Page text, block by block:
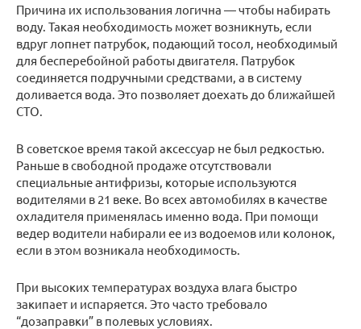
Причина их использования логична — чтобы набирать
воду. Такая необходимость может возникнуть, если
вдруг лопнет патрубок, подающий тосол, необходимый
для бесперебойной работы двигателя. Патрубок
соединяется подручными средствами, а в систему
доливается вода. Это позволяет доехать до ближайшей
СТО.
В советское время такой аксессуар не был редкостью.
Раньше в свободной продаже отсутствовали
специальные антифризы, которые используются
водителями в 21 веке. Во всех автомобилях в качестве
охладителя применялась именно вода. При помощи
ведер водители набирали ее из водоемов или колонок,
если в этом возникала необходимость.
При высоких температурах воздуха влага быстро
закипает и испаряется. Это часто требовало
“дозаправки” в полевых условиях.